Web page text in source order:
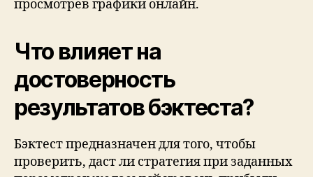
просмотрев графики онлайн.
Что влияет на
достоверность
результатов бэктеста?
Бэктест предназначен для того, чтобы
проверить, даст ли стратегия при заданных